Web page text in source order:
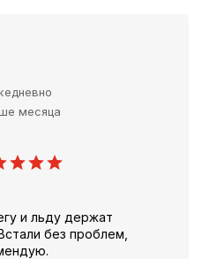
месяца
и льду держат
без проблем,